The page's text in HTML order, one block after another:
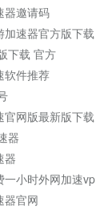
器邀请码
加速器官方版下载
下载 官方
软件推荐
官网版最新版下载
器
器
一小时外网加速vp
器官网